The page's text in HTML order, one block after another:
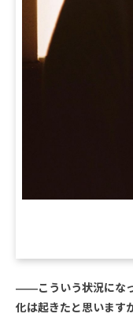
――こういう状況にな
化は起きたと思います